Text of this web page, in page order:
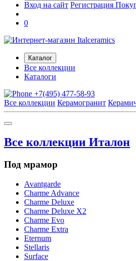
Вход на сайт Регистрация
0
Каталог
Все коллекции
Каталоги
+7(495) 477-58-93
Все коллекции Керамогранит
Все коллекции Италон
Под мрамор
Avantgarde
Charme Advance
Charme Deluxe
Charme Deluxe X2
Charme Evo
Charme Extra
Eternum
Stellaris
Surface